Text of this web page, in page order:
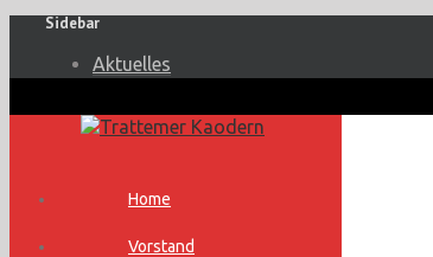
Sidebar
Aktuelles
Home
Vorstand